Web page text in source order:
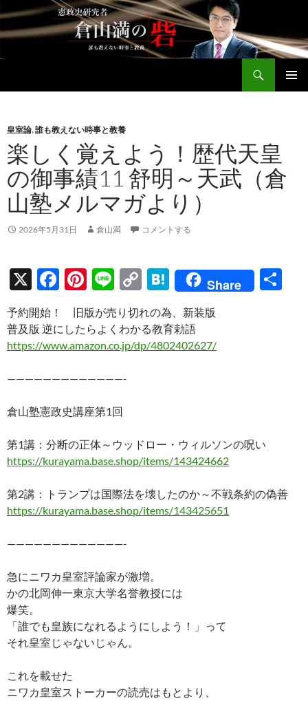
テ
ン
へ
キ
プ
皇室論,誰も教えない時事と教養
楽しく覚えよう！歴代天皇
の御事績11 舒明～天武（倉
山塾メルマガより）
2026年5月31日 倉山満 コメントする
X
F
ac
e
b
o
k
Pi
nt
er
es
Li
n
e
C
o
p
y
H
at
e
n
Share
予約開始！ 旧版が売り切れの為、新装版
普及版 逆にしたらよくわかる教育勅語
https://www.amazon.co.jp/dp/4802402627/
—————————————-
倉山塾憲政史講座第1回
第1講：分断の正体～ウッドロー・ウィルソンの呪い
https://kurayama.base.shop/items/143424662
第2講：トランプは国際法を壊したのか～不戦条約の偽善
https://kurayama.base.shop/items/143425651
—————————————-
急にニワカ皇室評論家が激増。
かの北岡伸一東京大学名誉教授には
爆笑。
「誰でも皇族になれるようにしよう！」って
それ皇室じゃないじゃん。
これを載せた
ニワカ皇室ストーカーの読売はもとより、